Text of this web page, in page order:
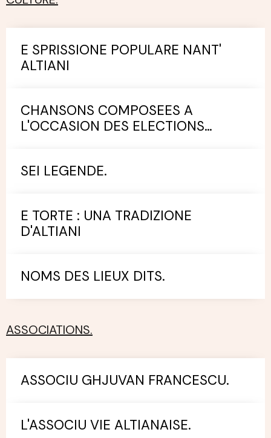
E SPRISSIONE POPULARE NANT'
ALTIANI
CHANSONS COMPOSEES A
L'OCCASION DES ELECTIONS
SEI LEGENDE.
E TORTE : UNA TRADIZIONE
D'ALTIANI
NOMS DES LIEUX DITS.
ASSOCIATIONS.
ASSOCIU GHJUVAN FRANCESCU.
L'ASSOCIU VIE ALTIANAISE.